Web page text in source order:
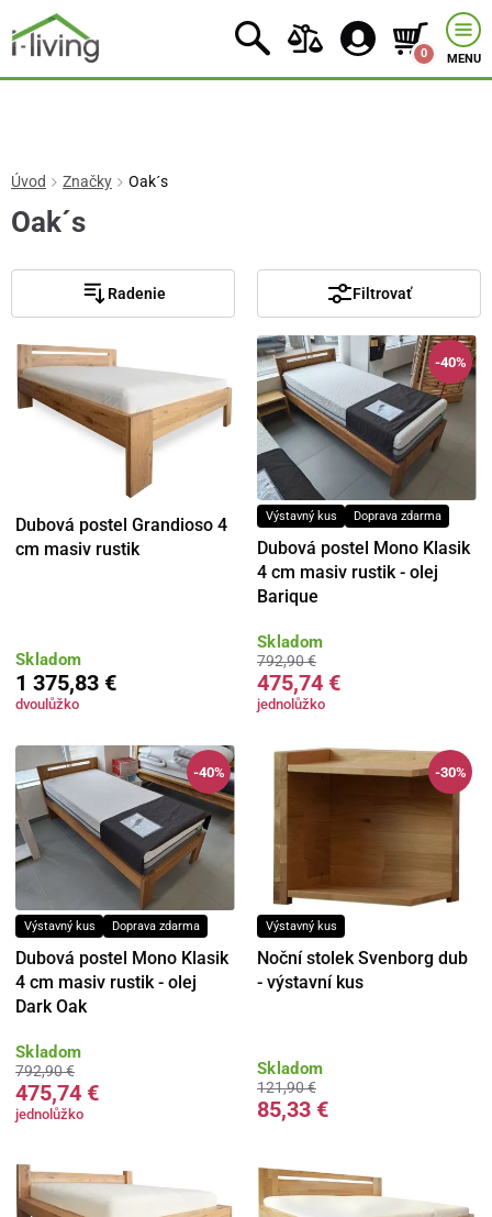
0 MENU
Úvod Značky Oak´s
Oak´s
Radenie Filtrovať
Dubová postel Grandioso 4
cm masiv rustik
Skladom
1 375,83 €
dvoulůžko
-40%
Výstavný kus Doprava zdarma
Dubová postel Mono Klasik
4 cm masiv rustik - olej
Barique
Skladom
792,90 €
475,74 €
jednolůžko
-40%
Výstavný kus Doprava zdarma
Dubová postel Mono Klasik
4 cm masiv rustik - olej
Dark Oak
Skladom
792,90 €
475,74 €
jednolůžko
-30%
Výstavný kus
Noční stolek Svenborg dub
- výstavní kus
Skladom
121,90 €
85,33 €